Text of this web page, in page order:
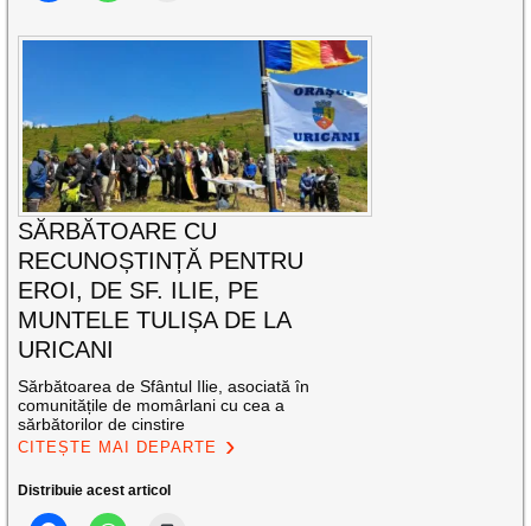
SĂRBĂTOARE CU
RECUNOȘTINȚĂ PENTRU
EROI, DE SF. ILIE, PE
MUNTELE TULIȘA DE LA
URICANI
Sărbătoarea de Sfântul Ilie, asociată în
comunitățile de momârlani cu cea a
sărbătorilor de cinstire
CITEȘTE MAI DEPARTE
Distribuie acest articol